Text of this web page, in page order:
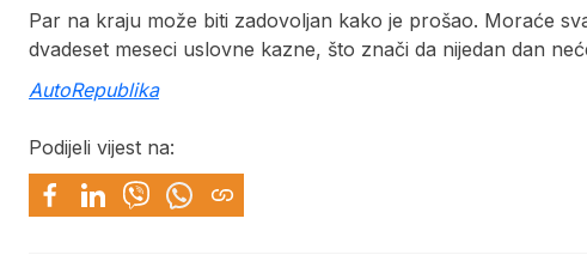
Par na kraju može biti zadovoljan kako je prošao. Moraće
dvadeset meseci uslovne kazne, što znači da nijedan dan
AutoRepublika
Podijeli vijest na: